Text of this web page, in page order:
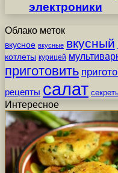
электроники
Облако меток
вкусное вкусные вкусный
котлеты курицей
приготовить
рецепты салат
Интересное